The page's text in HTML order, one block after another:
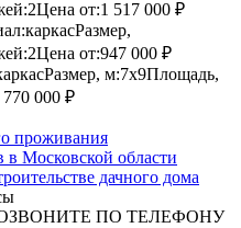
2Цена от:1 517 000 ₽
каркасРазмер,
2Цена от:947 000 ₽
Размер, м:7х9Площадь,
770 000 ₽
проживания
в Московской области
дачного дома
ПО ТЕЛЕФОНУ